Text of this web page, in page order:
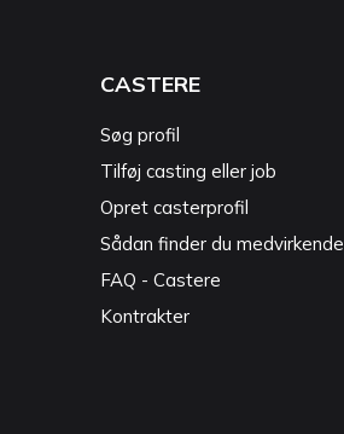
CASTERE
Søg profil
Tilføj casting eller job
Opret casterprofil
Sådan finder du medvirkende
FAQ - Castere
Kontrakter